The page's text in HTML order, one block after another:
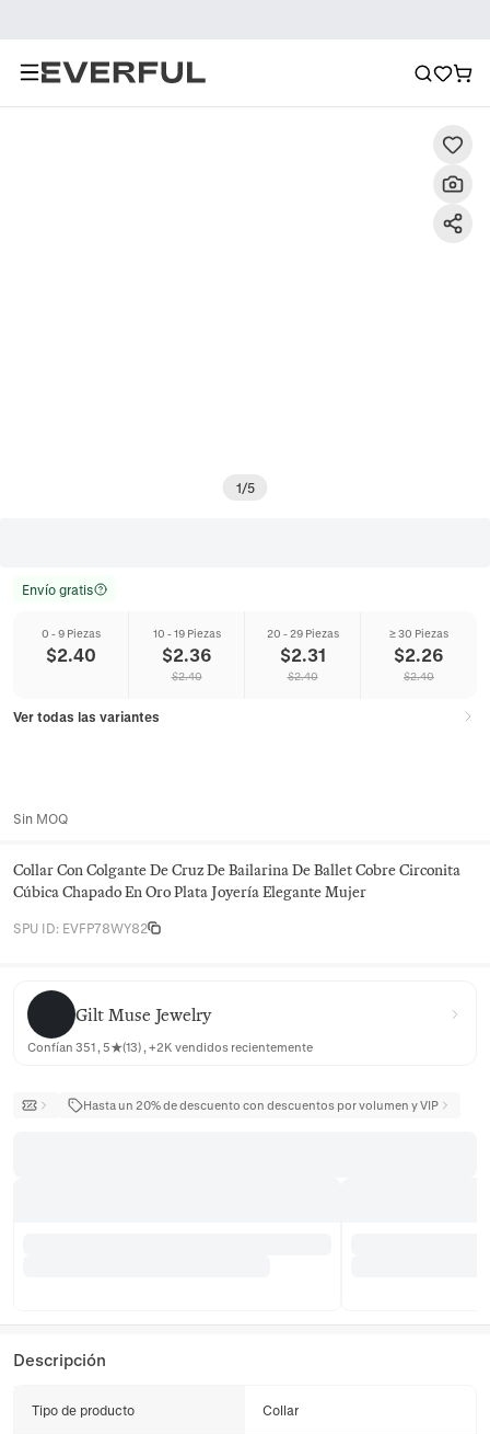
1/5
Envío gratis
0 - 9 Piezas
$2.40
10 - 19 Piezas
$2.36
$2.40
20 - 29 Piezas
$2.31
$2.40
≥ 30 Piezas
$2.26
$2.40
Ver todas las variantes
Sin MOQ
Collar Con Colgante De Cruz De Bailarina De Ballet Cobre Circonita
Cúbica Chapado En Oro Plata Joyería Elegante Mujer
SPU ID: EVFP78WY82
Gilt Muse Jewelry
Gilt Muse Jewelry
Confían 351 , 5★(13) , +2K vendidos recientemente
Hasta un 20% de descuento con descuentos por volumen y VIP
Descripción
Tipo de producto Collar